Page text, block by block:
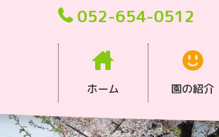
052-654-0512
ホーム 園の紹介